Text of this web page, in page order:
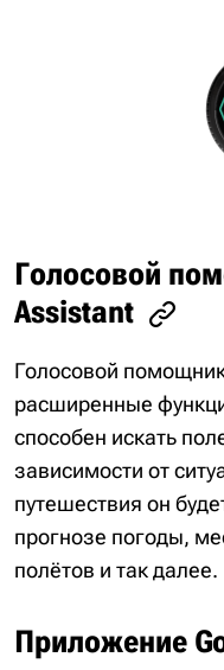
Голосовой
Assistant
Голосовой
расширенные
способен искать
зависимости от
путешествия он
прогнозе погоды,
полётов и так далее.
Приложение